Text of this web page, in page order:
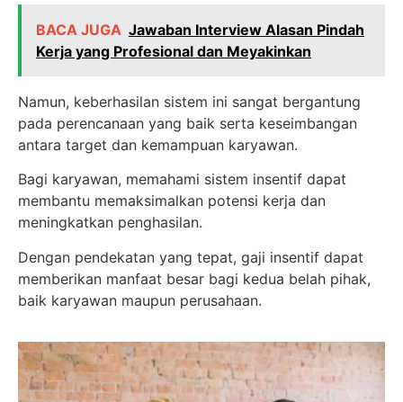
BACA JUGA Jawaban Interview Alasan Pindah
Kerja yang Profesional dan Meyakinkan
Namun, keberhasilan sistem ini sangat bergantung
pada perencanaan yang baik serta keseimbangan
antara target dan kemampuan karyawan.
Bagi karyawan, memahami sistem insentif dapat
membantu memaksimalkan potensi kerja dan
meningkatkan penghasilan.
Dengan pendekatan yang tepat, gaji insentif dapat
memberikan manfaat besar bagi kedua belah pihak,
baik karyawan maupun perusahaan.